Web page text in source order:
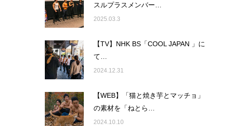
スルプラスメンバー…
2025.03.3
【TV】NHK BS「COOL JAPAN 」に
て…
2024.12.31
【WEB】「猫と焼き芋とマッチョ」
の素材を「ねとら…
2024.10.10